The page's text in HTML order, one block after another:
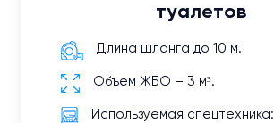
туалетов
Длина шланга до 10 м.
Объем ЖБО – 3 м³.
Используемая спецтехника: